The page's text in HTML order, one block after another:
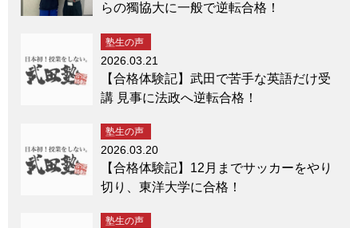
らの獨協大に一般で逆転合格！
塾生の声
2026.03.21
【合格体験記】武田で苦手な英語だけ受
講 見事に法政へ逆転合格！
塾生の声
2026.03.20
【合格体験記】12月までサッカーをやり
切り、東洋大学に合格！
塾生の声